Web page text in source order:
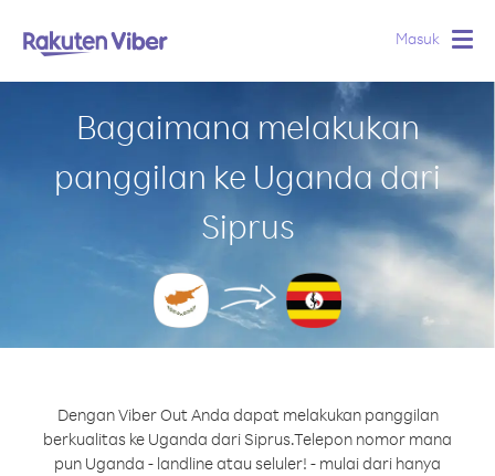
Masuk
Bagaimana melakukan
panggilan ke Uganda dari
Siprus
Dengan Viber Out Anda dapat melakukan panggilan
berkualitas ke Uganda dari Siprus.Telepon nomor mana
pun Uganda - landline atau seluler! - mulai dari hanya